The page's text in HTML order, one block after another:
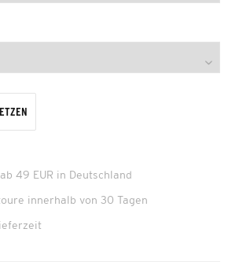
49 EUR in Deutschland
innerhalb von 30 Tagen